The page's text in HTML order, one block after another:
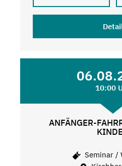
Detail
10:00
ANFÄNGER-
Seminar /